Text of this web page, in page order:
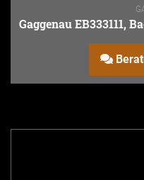
Gaggenau EB333111,